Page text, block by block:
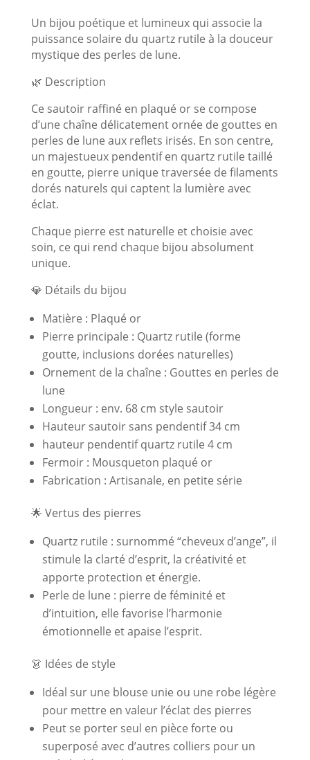
Un bijou poétique et lumineux qui associe la
puissance solaire du quartz rutile à la douceur
mystique des perles de lune.
🌿 Description
Ce sautoir raffiné en plaqué or se compose
d’une chaîne délicatement ornée de gouttes en
perles de lune aux reflets irisés. En son centre,
un majestueux pendentif en quartz rutile taillé
en goutte, pierre unique traversée de filaments
dorés naturels qui captent la lumière avec
éclat.
Chaque pierre est naturelle et choisie avec
soin, ce qui rend chaque bijou absolument
unique.
💎 Détails du bijou
Matière : Plaqué or
Pierre principale : Quartz rutile (forme
goutte, inclusions dorées naturelles)
Ornement de la chaîne : Gouttes en perles de
lune
Longueur : env. 68 cm style sautoir
Hauteur sautoir sans pendentif 34 cm
hauteur pendentif quartz rutile 4 cm
Fermoir : Mousqueton plaqué or
Fabrication : Artisanale, en petite série
🌟 Vertus des pierres
Quartz rutile : surnommé “cheveux d’ange”, il
stimule la clarté d’esprit, la créativité et
apporte protection et énergie.
Perle de lune : pierre de féminité et
d’intuition, elle favorise l’harmonie
émotionnelle et apaise l’esprit.
👗 Idées de style
Idéal sur une blouse unie ou une robe légère
pour mettre en valeur l’éclat des pierres
Peut se porter seul en pièce forte ou
superposé avec d’autres colliers pour un